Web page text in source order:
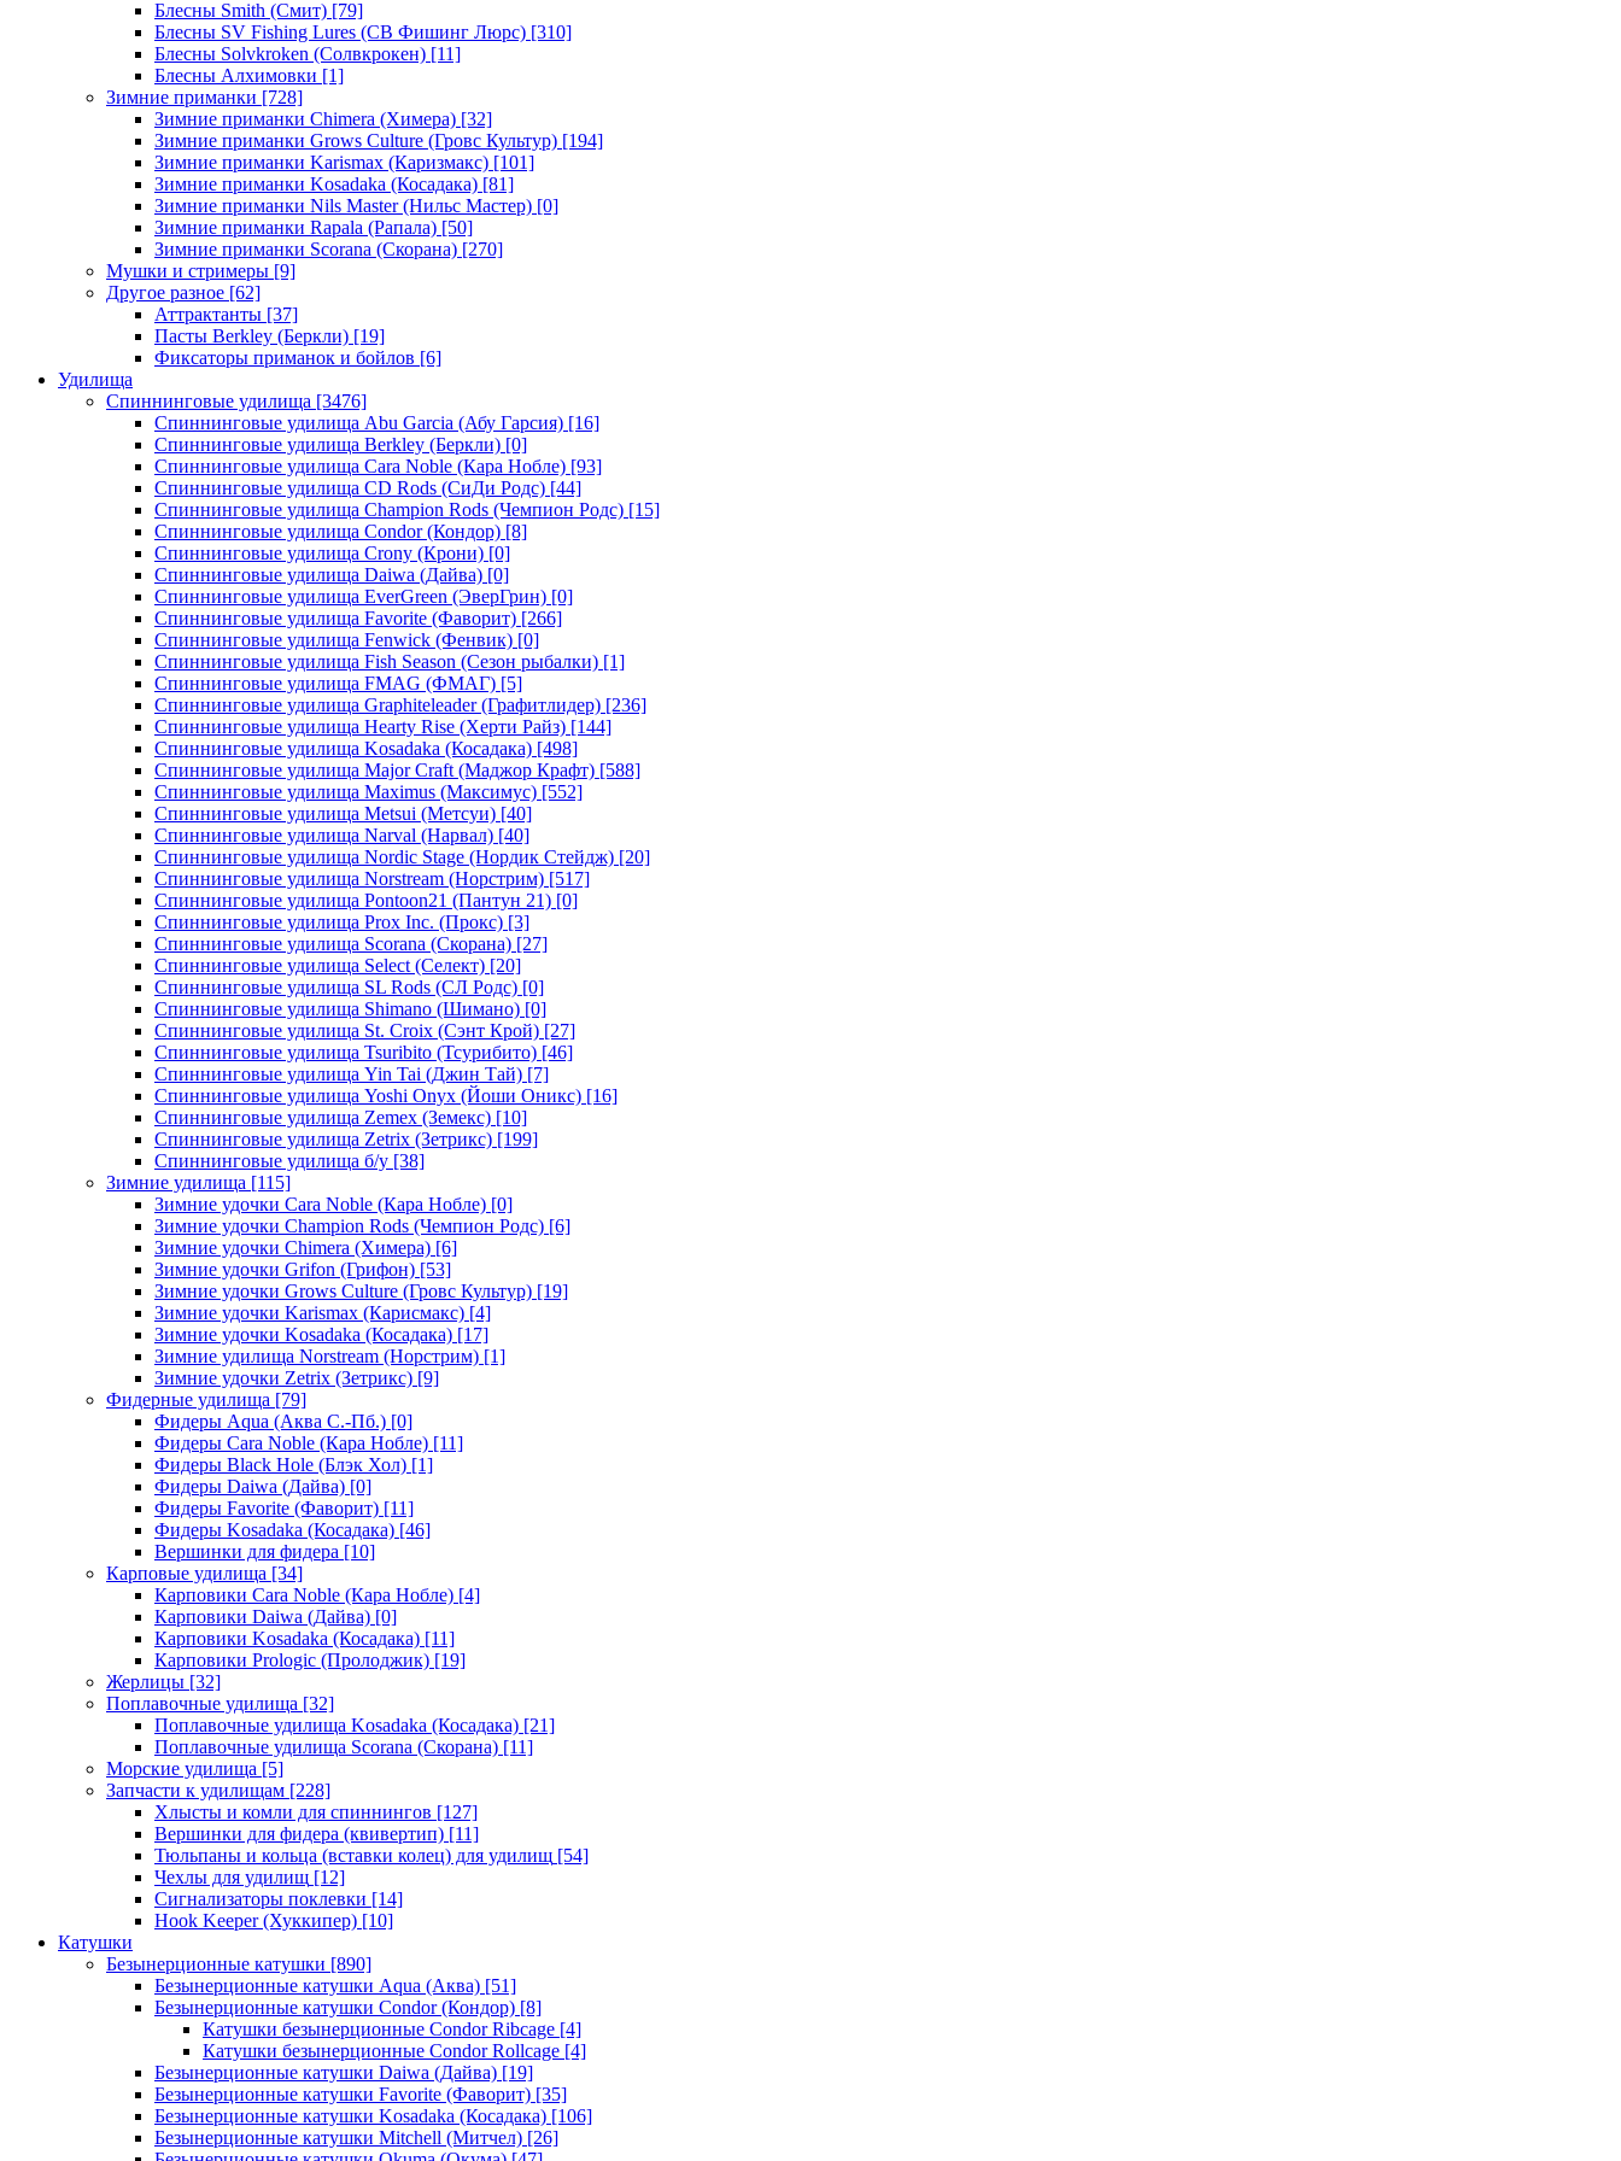
Блесны Smith (Смит) [79]
Блесны SV Fishing Lures (СВ Фишинг Люрс) [310]
Блесны Solvkroken (Солвкрокен) [11]
Блесны Алхимовки [1]
Зимние приманки [728]
Зимние приманки Chimera (Химера) [32]
Зимние приманки Grows Culture (Гровс Культур) [194]
Зимние приманки Karismax (Каризмакс) [101]
Зимние приманки Kosadaka (Косадака) [81]
Зимние приманки Nils Master (Нильс Мастер) [0]
Зимние приманки Rapala (Рапала) [50]
Зимние приманки Scorana (Скорана) [270]
Мушки и стримеры [9]
Другое разное [62]
Аттрактанты [37]
Пасты Berkley (Беркли) [19]
Фиксаторы приманок и бойлов [6]
Удилища
Спиннинговые удилища [3476]
Спиннинговые удилища Abu Garcia (Абу Гарсия) [16]
Спиннинговые удилища Berkley (Беркли) [0]
Спиннинговые удилища Cara Noble (Кара Нобле) [93]
Спиннинговые удилища CD Rods (СиДи Родс) [44]
Спиннинговые удилища Champion Rods (Чемпион Родс) [15]
Спиннинговые удилища Condor (Кондор) [8]
Спиннинговые удилища Crony (Крони) [0]
Спиннинговые удилища Daiwa (Дайва) [0]
Спиннинговые удилища EverGreen (ЭверГрин) [0]
Спиннинговые удилища Favorite (Фаворит) [266]
Спиннинговые удилища Fenwick (Фенвик) [0]
Спиннинговые удилища Fish Season (Сезон рыбалки) [1]
Спиннинговые удилища FMAG (ФМАГ) [5]
Спиннинговые удилища Graphiteleader (Графитлидер) [236]
Спиннинговые удилища Hearty Rise (Херти Райз) [144]
Спиннинговые удилища Kosadaka (Косадака) [498]
Спиннинговые удилища Major Craft (Маджор Крафт) [588]
Спиннинговые удилища Maximus (Максимус) [552]
Спиннинговые удилища Metsui (Метсуи) [40]
Спиннинговые удилища Narval (Нарвал) [40]
Спиннинговые удилища Nordic Stage (Нордик Стейдж) [20]
Спиннинговые удилища Norstream (Норстрим) [517]
Спиннинговые удилища Pontoon21 (Пантун 21) [0]
Спиннинговые удилища Prox Inc. (Прокс) [3]
Спиннинговые удилища Scorana (Скорана) [27]
Спиннинговые удилища Select (Селект) [20]
Спиннинговые удилища SL Rods (СЛ Родс) [0]
Спиннинговые удилища Shimano (Шимано) [0]
Спиннинговые удилища St. Croix (Сэнт Крой) [27]
Спиннинговые удилища Tsuribito (Тсурибито) [46]
Спиннинговые удилища Yin Tai (Джин Тай) [7]
Спиннинговые удилища Yoshi Onyx (Йоши Оникс) [16]
Спиннинговые удилища Zemex (Земекс) [10]
Спиннинговые удилища Zetrix (Зетрикс) [199]
Спиннинговые удилища б/у [38]
Зимние удилища [115]
Зимние удочки Cara Noble (Кара Нобле) [0]
Зимние удочки Champion Rods (Чемпион Родс) [6]
Зимние удочки Chimera (Химера) [6]
Зимние удочки Grifon (Грифон) [53]
Зимние удочки Grows Culture (Гровс Культур) [19]
Зимние удочки Karismax (Карисмакс) [4]
Зимние удочки Kosadaka (Косадака) [17]
Зимние удилища Norstream (Норстрим) [1]
Зимние удочки Zetrix (Зетрикс) [9]
Фидерные удилища [79]
Фидеры Aqua (Аква С.-Пб.) [0]
Фидеры Cara Noble (Кара Нобле) [11]
Фидеры Black Hole (Блэк Хол) [1]
Фидеры Daiwa (Дайва) [0]
Фидеры Favorite (Фаворит) [11]
Фидеры Kosadaka (Косадака) [46]
Вершинки для фидера [10]
Карповые удилища [34]
Карповики Cara Noble (Кара Нобле) [4]
Карповики Daiwa (Дайва) [0]
Карповики Kosadaka (Косадака) [11]
Карповики Prologic (Пролоджик) [19]
Жерлицы [32]
Поплавочные удилища [32]
Поплавочные удилища Kosadaka (Косадака) [21]
Поплавочные удилища Scorana (Скорана) [11]
Морские удилища [5]
Запчасти к удилищам [228]
Хлысты и комли для спиннингов [127]
Вершинки для фидера (квивертип) [11]
Тюльпаны и кольца (вставки колец) для удилищ [54]
Чехлы для удилищ [12]
Сигнализаторы поклевки [14]
Hook Keeper (Хуккипер) [10]
Катушки
Безынерционные катушки [890]
Безынерционные катушки Aqua (Аква) [51]
Безынерционные катушки Condor (Кондор) [8]
Катушки безынерционные Condor Ribcage [4]
Катушки безынерционные Condor Rollcage [4]
Безынерционные катушки Daiwa (Дайва) [19]
Безынерционные катушки Favorite (Фаворит) [35]
Безынерционные катушки Kosadaka (Косадака) [106]
Безынерционные катушки Mitchell (Митчел) [26]